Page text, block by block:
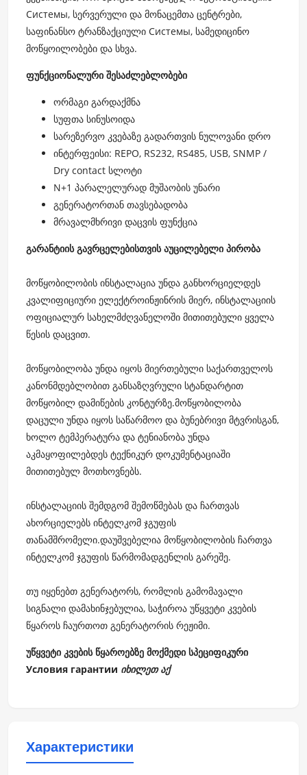
Системы, სერვერული და მონაცემთა ცენტრები,
საფინანსო ტრანზაქციული Системы, სამედიცინო
მოწყოილობები და სხვა.
ფუნქციონალური შესაძლებლობები
ორმაგი გარდაქმნა
სუფთა სინუსოიდა
სარეზერვო კვებაზე გადართვის ნულოვანი დრო
ინტერფეისი: REPO, RS232, RS485, USB, SNMP /
Dry contact სლოტი
N+1 პარალელურად მუშაობის უნარი
გენერატორთან თავსებადობა
მრავალმხრივი დაცვის ფუნქცია
გარანტიის გავრცელებისთვის აუცილებელი პირობა
მოწყობილობის ინსტალაცია უნდა განხორციელდეს
კვალიფიციური ელექტროინჟინრის მიერ, ინსტალაციის
ოფიციალურ სახელმძღვანელოში მითითებული ყველა
წესის დაცვით.
მოწყობილობა უნდა იყოს მიერთებული საქართველოს
კანონმდებლობით განსაზღვრული სტანდარტით
მოწყობილ დამიწების კონტურზე.მოწყობილობა
დაცული უნდა იყოს საწარმოო და ბუნებრივი მტვრისგან,
ხოლო ტემპერატურა და ტენიანობა უნდა
აკმაყოფილებდეს ტექნიკურ დოკუმენტაციაში
მითითებულ მოთხოვნებს.
ინსტალაციის შემდგომ შემოწმებას და ჩართვას
ახორციელებს ინტელკომ ჯგუფის
თანამშრომელი.დაუშვებელია მოწყობილობის ჩართვა
ინტელკომ ჯგუფის წარმომადგენლის გარეშე.
თუ იყენებთ გენერატორს, რომლის გამომავალი
სიგნალი დამახინჯებულია, საჭიროა უწყვეტი კვების
წყაროს ჩაურთოთ გენერატორის რეჟიმი.
უწყვეტი კვების წყაროებზე მოქმედი სპეციფიკური
Условия гарантии იხილეთ აქ
Характеристики